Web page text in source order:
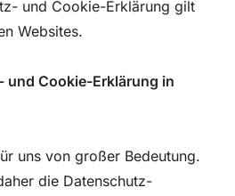
und Cookie-Erklärung gilt
Websites.
und Cookie-Erklärung in
uns von großer Bedeutung.
die Datenschutz-